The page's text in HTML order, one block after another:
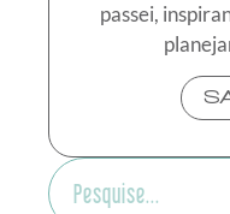
passei,